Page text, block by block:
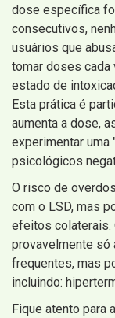
dose específica
consecutivos,
usuários que
tomar doses cada
estado de
Esta prática é
aumenta a dose,
experimentar
psicológicos
O risco de
com o LSD, mas
efeitos colaterais.
provavelmente só
frequentes, mas
incluindo:
Fique atento para